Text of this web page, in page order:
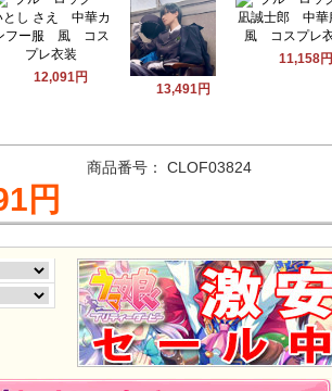
12,091円
13,491円
11,158円
商品番号： CLOF03824
円